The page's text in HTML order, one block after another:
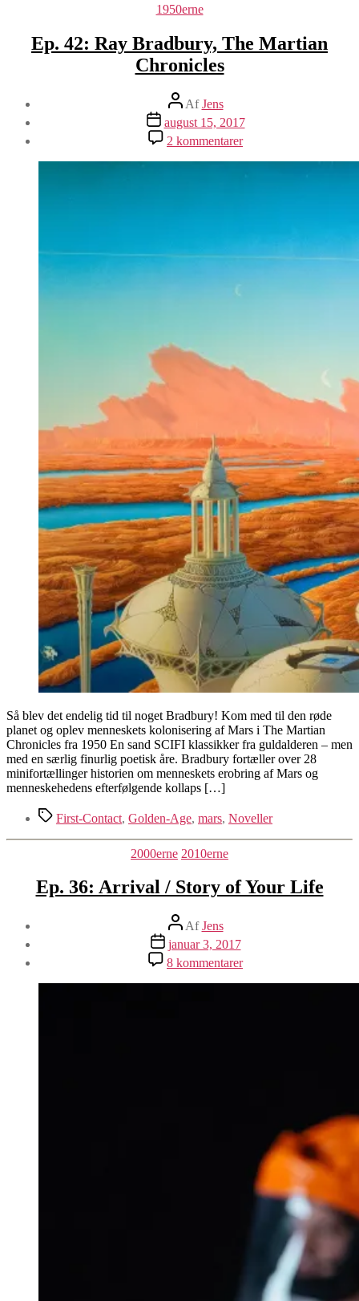
Kategorier
1950erne
Ep. 42: Ray Bradbury, The Martian
Chronicles
Indlægsforfatter
AfJens
Indlægsdato
august 15, 2017
2 kommentarertil
Ep.
42:
Chronicles
Så blev det endelig tid til noget Bradbury! Kom med til den røde
planet og oplev menneskets kolonisering af Mars i The Martian
Chronicles fra 1950 En sand SCIFI klassikker fra guldalderen – men
med en særlig finurlig poetisk åre. Bradbury fortæller over 28
minifortællinger historien om menneskets erobring af Mars og
menneskehedens efterfølgende kollaps […]
TagsFirst-Contact, Golden-Age, mars, Noveller
Kategorier
2000erne 2010erne
Ep. 36: Arrival / Story of Your Life
Indlægsforfatter
AfJens
Indlægsdato
januar 3, 2017
8 kommentarertil
Ep.
36: